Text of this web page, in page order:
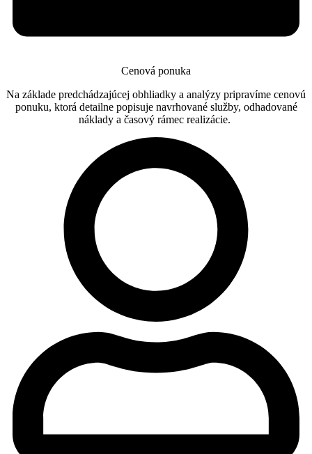
Cenová ponuka
Na základe predchádzajúcej obhliadky a analýzy pripravíme cenovú
ponuku, ktorá detailne popisuje navrhované služby, odhadované
náklady a časový rámec realizácie.